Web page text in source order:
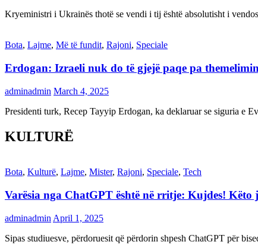
Kryeministri i Ukrainës thotë se vendi i tij është absolutisht i
Bota, Lajme, Më të fundit, Rajoni, Speciale
Erdogan: Izraeli nuk do të gjejë paqe pa
adminadmin March 4, 2025
Presidenti turk, Recep Tayyip Erdogan, ka deklaruar se siguria e
KULTURË
Bota, Kulturë, Lajme, Mister, Rajoni, Speciale, Tech
Varësia nga ChatGPT është në rritje: Kujdes! Këto
adminadmin April 1, 2025
Sipas studiuesve, përdoruesit që përdorin shpesh ChatGPT për